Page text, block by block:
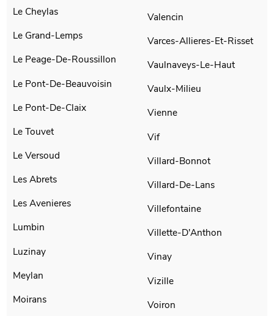
Le Cheylas
Le Grand-Lemps
Le Peage-De-Roussillon
Le Pont-De-Beauvoisin
Le Pont-De-Claix
Le Touvet
Le Versoud
Les Abrets
Les Avenieres
Lumbin
Luzinay
Meylan
Moirans
Valencin
Varces-Allieres-Et-Risset
Vaulnaveys-Le-Haut
Vaulx-Milieu
Vienne
Vif
Villard-Bonnot
Villard-De-Lans
Villefontaine
Villette-D'Anthon
Vinay
Vizille
Voiron